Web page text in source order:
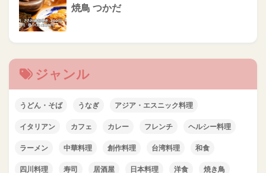
焼鳥 つかだ
ジャンル
うどん・そば うなぎ アジア・エスニック料理
イタリアン カフェ カレー フレンチ ヘルシー料理
ラーメン 中華料理 創作料理 台湾料理 和食
四川料理 寿司 居酒屋 日本料理 洋食 焼き鳥